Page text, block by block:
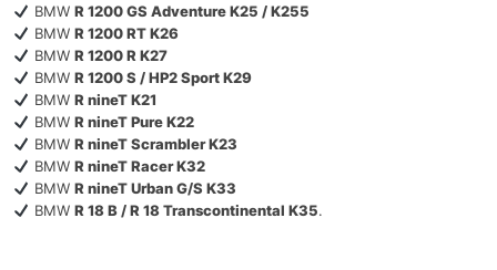
BMW R 1200 GS Adventure K25 / K255
BMW R 1200 RT K26
BMW R 1200 R K27
BMW R 1200 S / HP2 Sport K29
BMW R nineT K21
BMW R nineT Pure K22
BMW R nineT Scrambler K23
BMW R nineT Racer K32
BMW R nineT Urban G/S K33
BMW R 18 B / R 18 Transcontinental K35.